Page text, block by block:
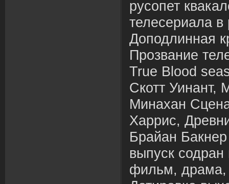
русопет
телесериала в
Доподлинная
Прозвание
True Blood
Скотт Уинант,
Минахан
Харрис,
Брайан
выпуск
фильм, драма,